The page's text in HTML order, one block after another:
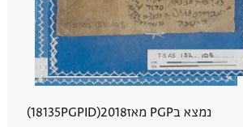
נמצא בPGP מאז 2018
PGPID
18135